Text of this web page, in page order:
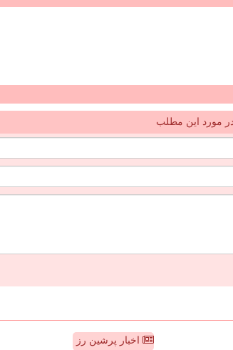
مورد این مطلب
اخبار پرشین رز